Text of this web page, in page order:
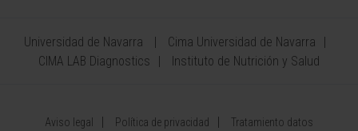
Universidad de Navarra
Cima Universidad de Navarra
CIMA LAB Diagnostics
Instituto de Nutrición y Salud
Aviso legal Política de privacidad Tratamiento datos